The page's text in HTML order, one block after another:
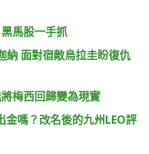
馬股一手抓
納 面對宿敵烏拉圭盼復仇
梅西回歸變為現實
嗎？改名後的九州LEO評